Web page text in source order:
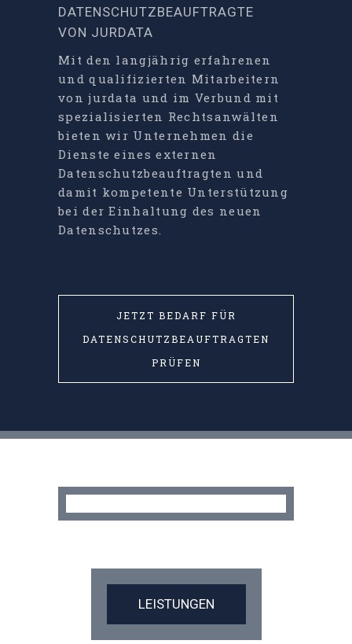
DATENSCHUTZBEAUFTRAGTE
VON JURDATA
Mit den langjährig erfahrenen
und qualifizierten Mitarbeitern
von jurdata und im Verbund mit
spezialisierten Rechtsanwälten
bieten wir Unternehmen die
Dienste eines externen
Datenschutzbeauftragten und
damit kompetente Unterstützung
bei der Einhaltung des neuen
Datenschutzes.
JETZT BEDARF FÜR
DATENSCHUTZBEAUFTRAGTEN
PRÜFEN
LEISTUNGEN